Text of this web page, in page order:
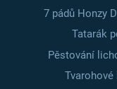
7 pádů Honzy
Tatarák
Pěstování
Tvarohové